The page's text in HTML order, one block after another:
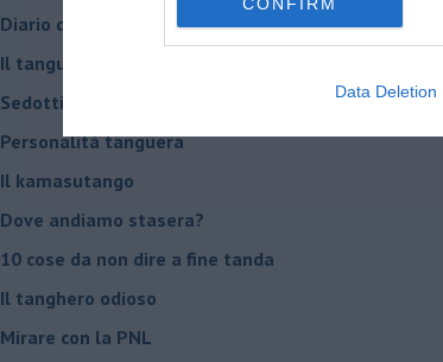
Data Deletion
Diario di una tanghera
Il tanguero che entra in pista
Sedotti e abbandonati nel tango argentino
Personalità tanguera
Il kamasutango
Dove andiamo stasera?
10 cose da non dire a fine tanda
Il tanghero odioso
Mirare con la PNL